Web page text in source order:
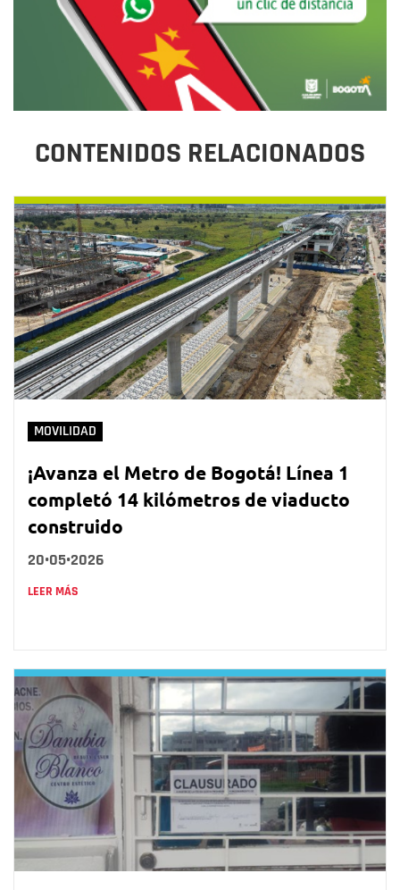
CONTENIDOS RELACIONADOS
MOVILIDAD
¡Avanza el Metro de Bogotá! Línea 1
completó 14 kilómetros de viaducto
construido
20•05•2026
LEER MÁS